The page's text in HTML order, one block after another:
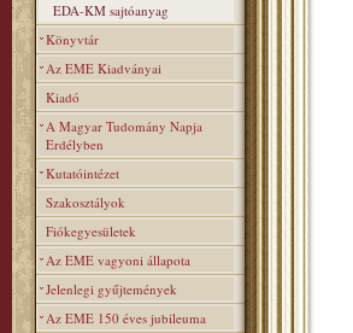
EDA-KM sajtóanyag
Könyvtár
Az EME Kiadványai
Kiadó
A Magyar Tudomány Napja
Erdélyben
Kutatóintézet
Szakosztályok
Fiókegyesületek
Az EME vagyoni állapota
Jelenlegi gyűjtemények
Az EME 150 éves jubileuma